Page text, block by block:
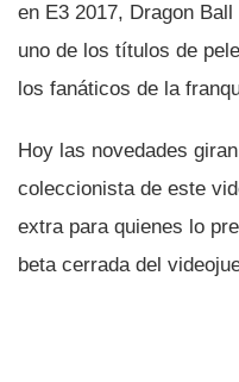
en E3 2017, Dragon
uno de los tí­tulos de
los fanáticos de la
Hoy las novedades
coleccionista de este
extra para quienes lo
beta cerrada del